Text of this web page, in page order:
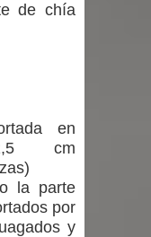
de chía
en
cm
la parte
por
y